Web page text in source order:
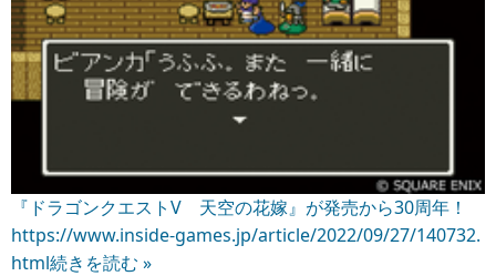
『ドラゴンクエストV 天空の花嫁』が発売から30周年！
https://www.inside-games.jp/article/2022/09/27/140732.
html続きを読む »